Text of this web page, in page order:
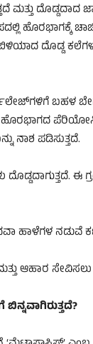
ದೊಡ್ಡದಾದ
ಹೊರಭಾಗಕ್ಕೆ
ದೊಡ್ಡ
ಬಹಳ
ಹೊರಭಾಗದ
ನಾಶ ಪಡಿಸುತ್ತದೆ.
ಈ
ಹಾಳೆಗಳ ನಡುವೆ
ಆಹಾರ ಸೇವಿಸಲು
ಬಿನ್ನವಾಗಿರುತ್ತದೆ?